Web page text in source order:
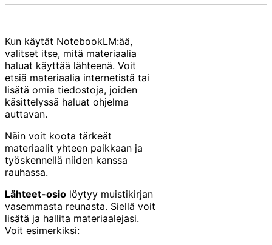
Kun käytät NotebookLM:ää,
valitset itse, mitä materiaalia
haluat käyttää lähteenä. Voit
etsiä materiaalia internetistä tai
lisätä omia tiedostoja, joiden
käsittelyssä haluat ohjelma
auttavan.
Näin voit koota tärkeät
materiaalit yhteen paikkaan ja
työskennellä niiden kanssa
rauhassa.
Lähteet-osio löytyy muistikirjan
vasemmasta reunasta. Siellä voit
lisätä ja hallita materiaalejasi.
Voit esimerkiksi: